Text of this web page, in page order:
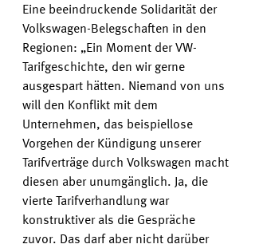
Eine beeindruckende Solidarität der
Volkswagen-Belegschaften in den
Regionen: „Ein Moment der VW-
Tarifgeschichte, den wir gerne
ausgespart hätten. Niemand von uns
will den Konflikt mit dem
Unternehmen, das beispiellose
Vorgehen der Kündigung unserer
Tarifverträge durch Volkswagen macht
diesen aber unumgänglich. Ja, die
vierte Tarifverhandlung war
konstruktiver als die Gespräche
zuvor. Das darf aber nicht darüber